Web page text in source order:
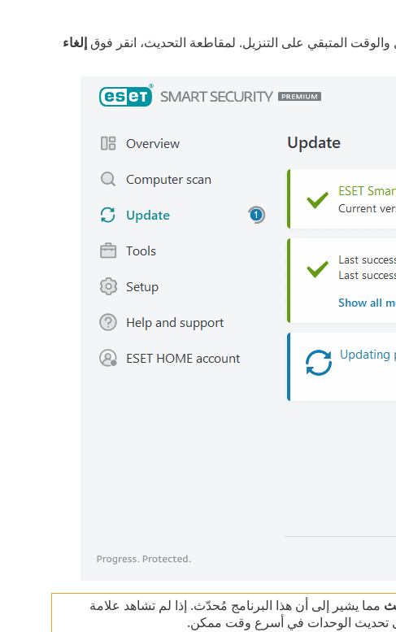
المتبقي على التنزيل. لمقاطعة التحديث، انقر فوقإلغاء
مما يشير إلى أن هذا البرنامج مُحدّث. إذا لم تشاهد علامة
تحديث الوحدات في أسرع وقت ممكن.